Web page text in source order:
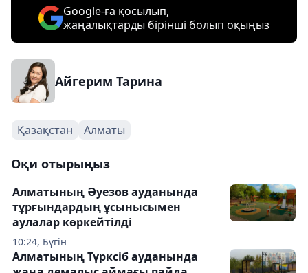
Google-ға қосылып,
жаңалықтарды бірінші болып оқыңыз
Айгерим Тарина
Қазақстан Алматы
Оқи отырыңыз
10:24, Бүгін
Алматының Әуезов ауданында
тұрғындардың ұсынысымен
аулалар көркейтілді
Алматының Түрксіб ауданында